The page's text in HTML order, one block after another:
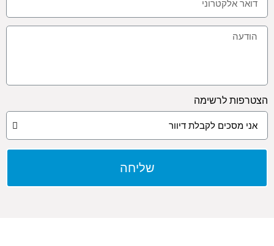
הצטרפות לרשימה
שליחה